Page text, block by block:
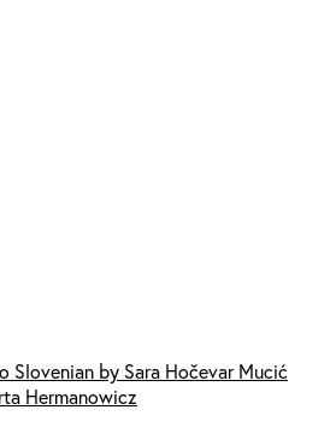
Slovenian by Sara Hočevar Mucić
Hermanowicz